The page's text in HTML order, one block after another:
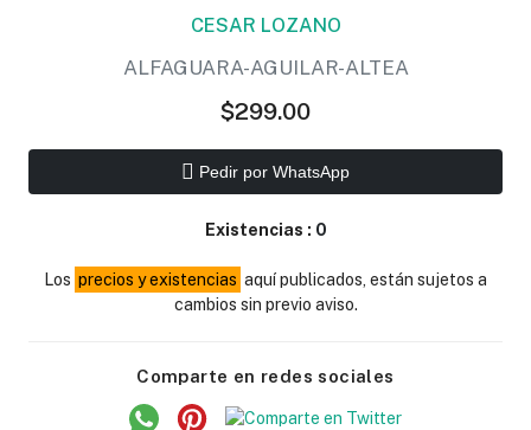
CESAR LOZANO
ALFAGUARA-AGUILAR-ALTEA
$299.00
Pedir por WhatsApp
Existencias : 0
Los precios y existencias aquí publicados, están sujetos a
cambios sin previo aviso.
Comparte en redes sociales